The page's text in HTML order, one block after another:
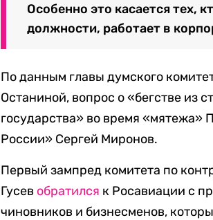
Особенно это касается тех,
должности, работает в
По данным главы думского
Останиной, вопрос о «бегстве из
государства» во время «мятежа»
России» Сергей Миронов.
Первый зампред комитета по
Гусев обратился к Росавиации с
чиновников и бизнесменов,